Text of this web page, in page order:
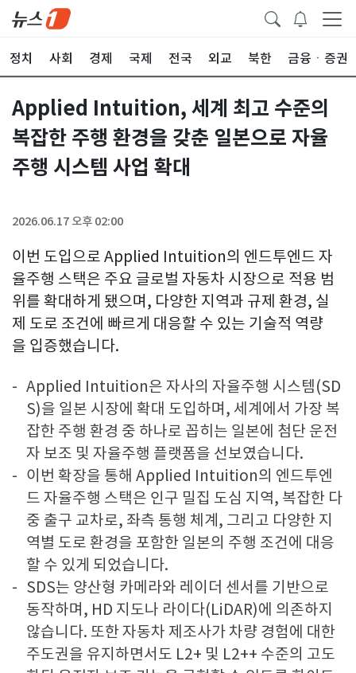
정치 사회 경제 국제 전국 외교 북한 금융ㆍ증권
Applied Intuition, 세계 최고 수준의
복잡한 주행 환경을 갖춘 일본으로 자율
주행 시스템 사업 확대
2026.06.17 오후 02:00
이번 도입으로 Applied Intuition의 엔드투엔드 자
율주행 스택은 주요 글로벌 자동차 시장으로 적용 범
위를 확대하게 됐으며, 다양한 지역과 규제 환경, 실
제 도로 조건에 빠르게 대응할 수 있는 기술적 역량
을 입증했습니다.
Applied Intuition은 자사의 자율주행 시스템(SD
S)을 일본 시장에 확대 도입하며, 세계에서 가장 복
잡한 주행 환경 중 하나로 꼽히는 일본에 첨단 운전
자 보조 및 자율주행 플랫폼을 선보였습니다.
이번 확장을 통해 Applied Intuition의 엔드투엔
드 자율주행 스택은 인구 밀집 도심 지역, 복잡한 다
중 출구 교차로, 좌측 통행 체계, 그리고 다양한 지
역별 도로 환경을 포함한 일본의 주행 조건에 대응
할 수 있게 되었습니다.
SDS는 양산형 카메라와 레이더 센서를 기반으로
동작하며, HD 지도나 라이다(LiDAR)에 의존하지
않습니다. 또한 자동차 제조사가 차량 경험에 대한
주도권을 유지하면서도 L2+ 및 L2++ 수준의 고도